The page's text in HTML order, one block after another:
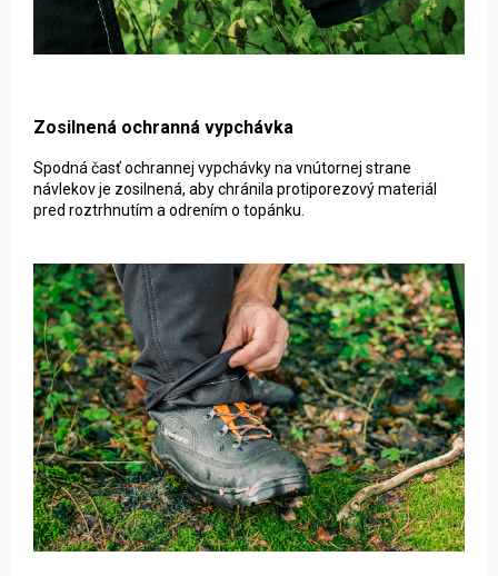
Zosilnená ochranná vypchávka
Spodná časť ochrannej vypchávky na vnútornej strane
návlekov je zosilnená, aby chránila protiporezový materiál
pred roztrhnutím a odrením o topánku.